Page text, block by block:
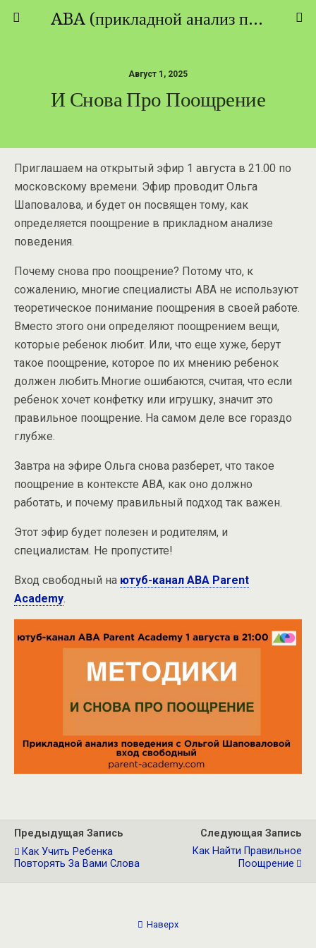
ABA (прикладной анализ поведения) - ТЕОРИЯ И ПРАКТИКА
Август 1, 2025
И Снова Про Поощрение
Приглашаем на открытый эфир 1 августа в 21.00 по
московскому времени. Эфир проводит Ольга
Шаповалова, и будет он посвящен тому, как
определяется поощрение в прикладном анализе
поведения.
Почему снова про поощрение? Потому что, к
сожалению, многие специалисты АВА не используют
теоретическое понимание поощрения в своей работе.
Вместо этого они определяют поощрением вещи,
которые ребенок любит. Или, что еще хуже, берут
такое поощрение, которое по их мнению ребенок
должен любить.Многие ошибаются, считая, что если
ребенок хочет конфетку или игрушку, значит это
правильное поощрение. На самом деле все гораздо
глубже.
Завтра на эфире Ольга снова разберет, что такое
поощрение в контексте АВА, как оно должно
работать, и почему правильный подход так важен.
Этот эфир будет полезен и родителям, и
специалистам. Не пропустите!
Вход свободный на ютуб-канал ABA Parent
Academy.
Предыдущая Запись
Как Учить Ребенка
Повторять За Вами Слова
Следующая Запись
Как Найти Правильное
Поощрение
Наверх